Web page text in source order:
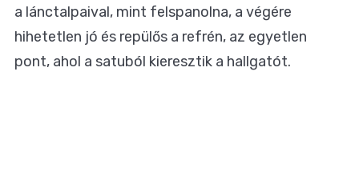
a lánctalpaival, mint felspanolna, a végére
hihetetlen jó és repülős a refrén, az egyetlen
pont, ahol a satuból kieresztik a hallgatót.